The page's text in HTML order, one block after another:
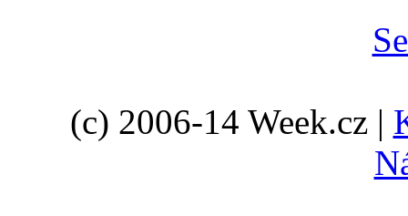
(c) 2006-14 Week.cz |